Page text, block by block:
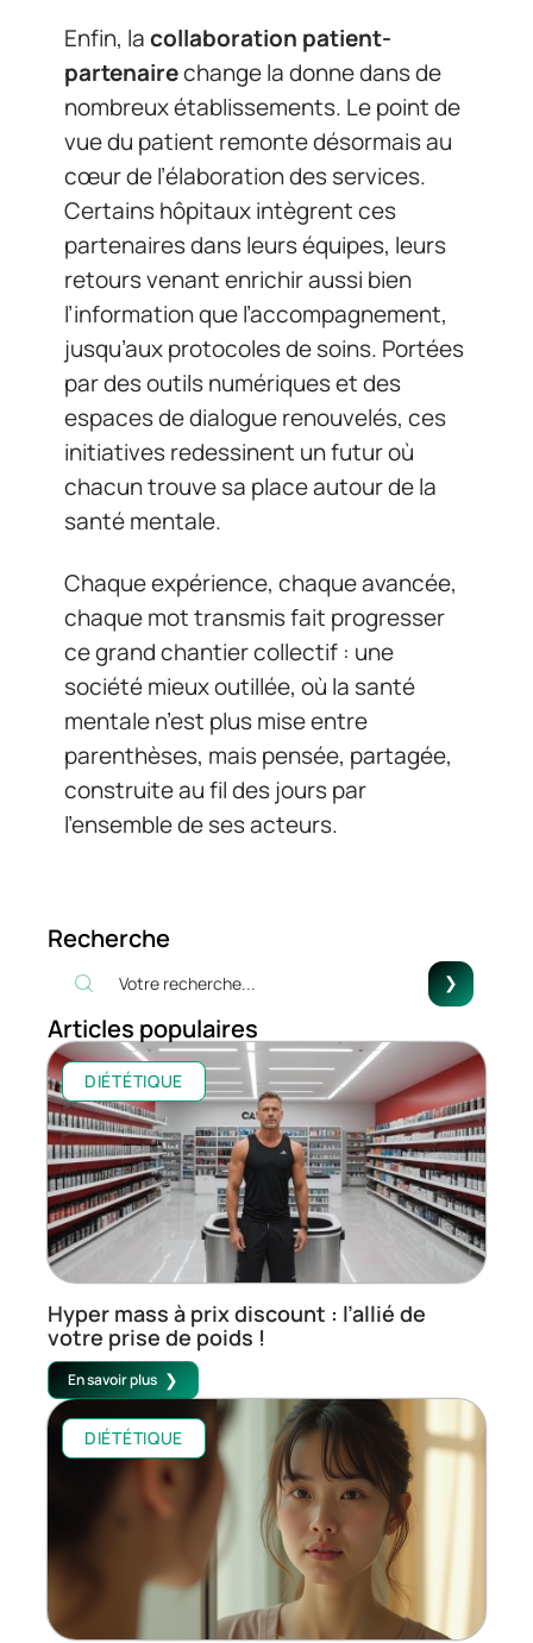
Enfin, lacollaboration patient-
partenairechange la donne dans de
nombreux établissements. Le point de
vue du patient remonte désormais au
cœur de l’élaboration des services.
Certains hôpitaux intègrent ces
partenaires dans leurs équipes, leurs
retours venant enrichir aussi bien
l’information que l’accompagnement,
jusqu’aux protocoles de soins. Portées
par des outils numériques et des
espaces de dialogue renouvelés, ces
initiatives redessinent un futur où
chacun trouve sa place autour de la
santé mentale.
Chaque expérience, chaque avancée,
chaque mot transmis fait progresser
ce grand chantier collectif : une
société mieux outillée, où la santé
mentale n’est plus mise entre
parenthèses, mais pensée, partagée,
construite au fil des jours par
l’ensemble de ses acteurs.
Recherche
Articles populaires
DIÉTÉTIQUE
Hyper mass à prix discount : l’allié de
votre prise de poids !
En savoir plus
DIÉTÉTIQUE